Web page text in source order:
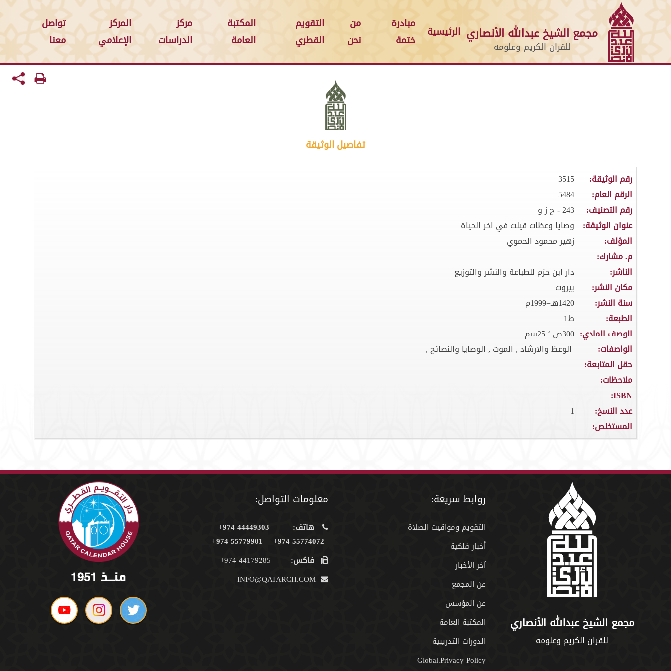
مجمع الشيخ عبدالله الأنصاري
للقران الكريم وعلومه
الرئيسية
مبادرة
ختمة
من
نحن
التقويم
القطري
المكتبة
العامة
مركز
الدراسات
المركز
الإعلامي
تواصل
معنا
تفاصيل الوثيقة
رقم الوثيقة:
3515
الرقم العام:
5484
رقم التصنيف:
243 - ح ز و
عنوان الوثيقة:
وصايا وعظات قيلت في اخر الحياة
المؤلف:
زهير محمود الحموي
م. مشارك:
الناشر:
دار ابن حزم للطباعة والنشر والتوزيع
مكان النشر:
بيروت
سنة النشر:
1420هـ=1999م
الطبعة:
ط1
الوصف المادي: 300ص ؛ 25سم
الواصفات:
الوعظ والارشاد , الموت , الوصايا والنصائح ,
حقل المتابعة:
ملاحظات:
ISBN:
عدد النسخ:
1
المستخلص:
مجمع الشيخ عبدالله الأنصاري
للقران الكريم وعلومه
روابط سريعة:
التقويم ومواقيت الصلاة
أخبار فلكية
آخر الأخبار
عن المجمع
عن المؤسس
المكتبة العامة
الدورات التدريبية
Global.Privacy Policy
معلومات التواصل:
هاتف:
44449303 974+
55774072 974+
55779901 974+
فاكس: